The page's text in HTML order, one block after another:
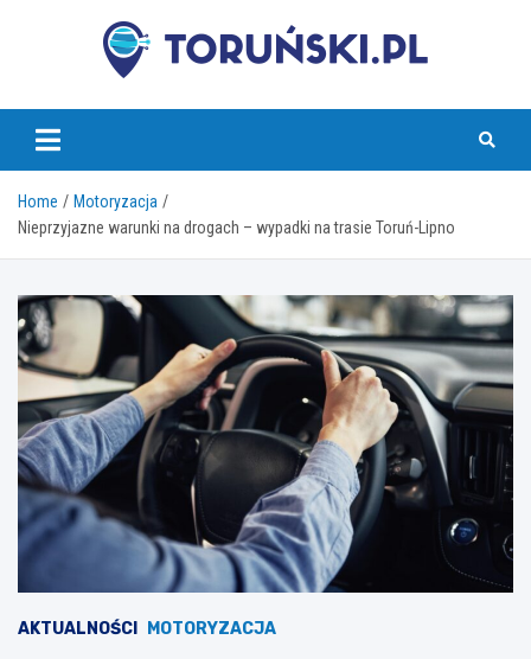
torunski.pl
Home
Motoryzacja
Nieprzyjazne warunki na drogach – wypadki na trasie Toruń-Lipno
AKTUALNOŚCI MOTORYZACJA